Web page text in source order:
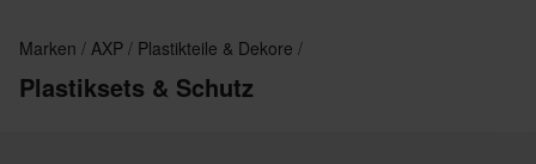
Marken AXP Plastikteile & Dekore
Plastiksets & Schutz